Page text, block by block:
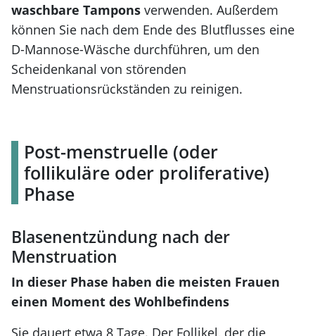
waschbare Tampons verwenden. Außerdem
können Sie nach dem Ende des Blutflusses eine
D-Mannose-Wäsche durchführen, um den
Scheidenkanal von störenden
Menstruationsrückständen zu reinigen.
Post-menstruelle (oder
follikuläre oder proliferative)
Phase
Blasenentzündung nach der
Menstruation
In dieser Phase haben die meisten Frauen
einen Moment des Wohlbefindens